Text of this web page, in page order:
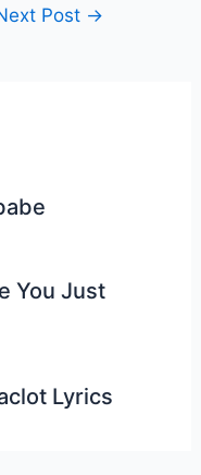
Post →
You Just
Lyrics